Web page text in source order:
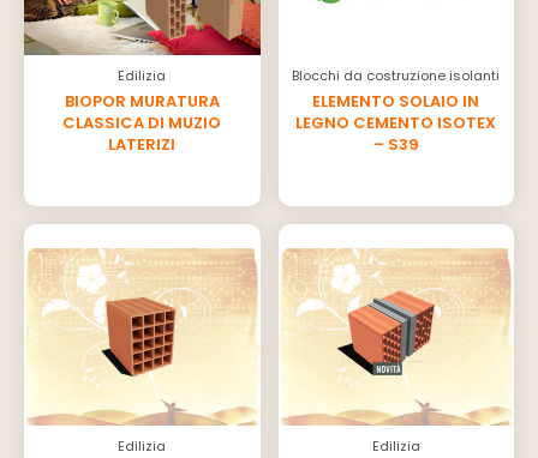
Edilizia
BIOPOR MURATURA
CLASSICA DI MUZIO
LATERIZI
Blocchi da costruzione isolanti
ELEMENTO SOLAIO IN
LEGNO CEMENTO ISOTEX
– S39
Edilizia Edilizia